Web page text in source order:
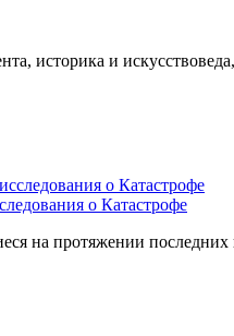
историка и
о Катастрофе
на протяжении последних